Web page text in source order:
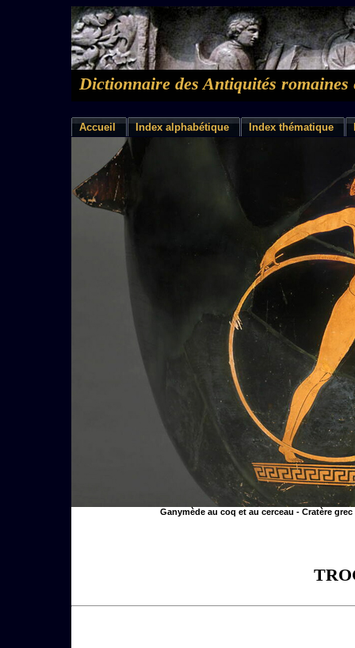
Dictionnaire des Antiquités romaines
Accueil Index alphabétique Index thématique
Ganymède au coq et au cerceau - Cratère